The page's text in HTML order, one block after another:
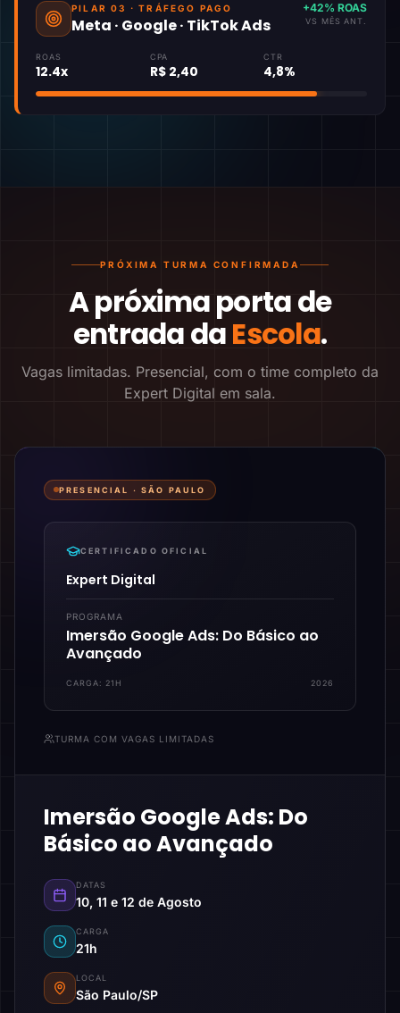
PILAR 03 · TRÁFEGO PAGO
Meta · Google · TikTok Ads
+42% ROAS
VS MÊS ANT.
ROAS
12.4x
CPA
R$ 2,40
CTR
4,8%
PRÓXIMA TURMA CONFIRMADA
A próxima porta de
entrada daEscola.
Vagas limitadas. Presencial, com o time completo da
Expert Digital em sala.
PRESENCIAL ·SÃO PAULO
CERTIFICADO OFICIAL
Expert Digital
PROGRAMA
Imersão Google Ads: Do Básico ao
Avançado
CARGA: 21H 2026
TURMA COM VAGAS LIMITADAS
Imersão Google Ads: Do
Básico ao Avançado
DATAS
10, 11 e 12 de Agosto
CARGA
21h
LOCAL
São Paulo/SP